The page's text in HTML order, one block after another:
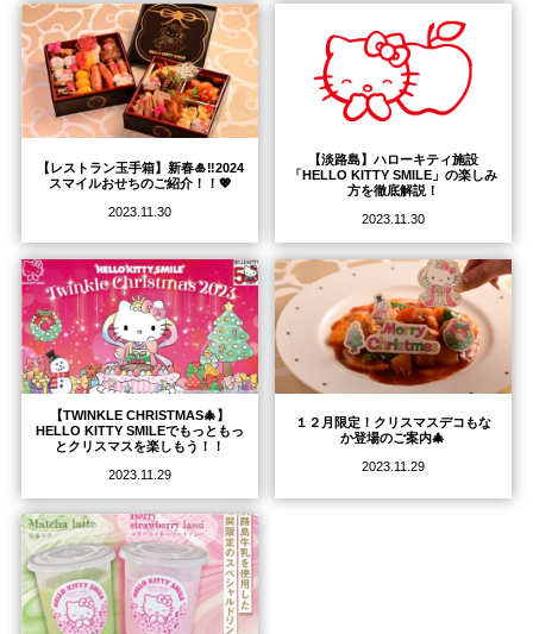
【レストラン玉手箱】新春🎍‼️2024
スマイルおせちのご紹介！！💖
2023.11.30
【淡路島】ハローキティ施設
「HELLO KITTY SMILE」の楽しみ
方を徹底解説！
2023.11.30
【TWINKLE CHRISTMAS🎄】
HELLO KITTY SMILEでもっともっ
とクリスマスを楽しもう！！
2023.11.29
１２月限定！クリスマスデコもな
か登場のご案内🎄
2023.11.29